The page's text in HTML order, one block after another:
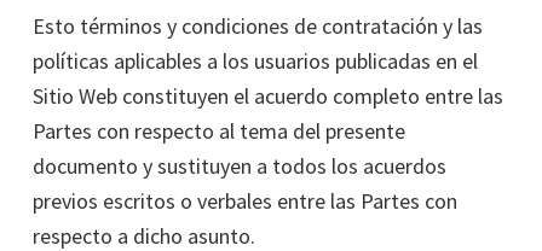
Esto términos y condiciones de contratación y las
políticas aplicables a los usuarios publicadas en el
Sitio Web constituyen el acuerdo completo entre las
Partes con respecto al tema del presente
documento y sustituyen a todos los acuerdos
previos escritos o verbales entre las Partes con
respecto a dicho asunto.